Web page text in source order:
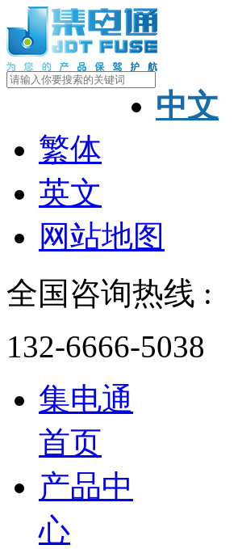
中文
繁体
英文
网站地图
全国咨询热线 :
132-6666-5038
集电通
首页
产品中
心